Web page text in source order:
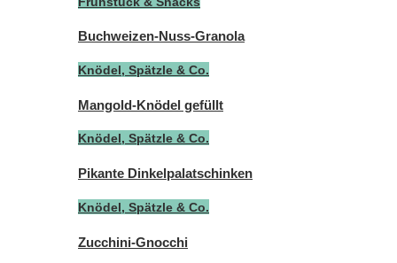
Buchweizen-Nuss-Granola
Knödel, Spätzle & Co.
Mangold-Knödel gefüllt
Knödel, Spätzle & Co.
Pikante Dinkelpalatschinken
Knödel, Spätzle & Co.
Zucchini-Gnocchi